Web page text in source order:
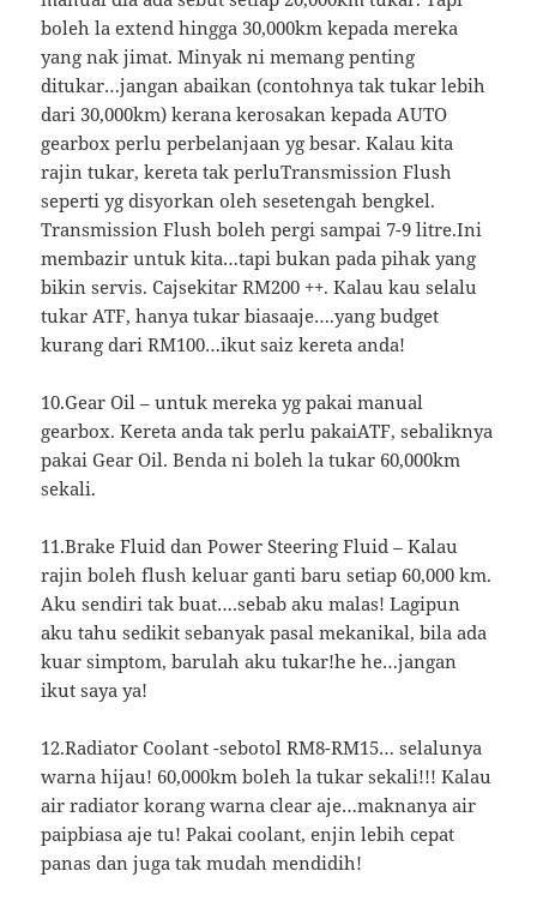
boleh la extend hingga 30,000km kepada mereka
yang nak jimat. Minyak ni memang penting
ditukar…jangan abaikan (contohnya tak tukar lebih
dari 30,000km) kerana kerosakan kepada AUTO
gearbox perlu perbelanjaan yg besar. Kalau kita
rajin tukar, kereta tak perluTransmission Flush
seperti yg disyorkan oleh sesetengah bengkel.
Transmission Flush boleh pergi sampai 7-9 litre.Ini
membazir untuk kita…tapi bukan pada pihak yang
bikin servis. Cajsekitar RM200 ++. Kalau kau selalu
tukar ATF, hanya tukar biasaaje….yang budget
kurang dari RM100…ikut saiz kereta anda!
10.Gear Oil – untuk mereka yg pakai manual
gearbox. Kereta anda tak perlu pakaiATF, sebaliknya
pakai Gear Oil. Benda ni boleh la tukar 60,000km
sekali.
11.Brake Fluid dan Power Steering Fluid – Kalau
rajin boleh flush keluar ganti baru setiap 60,000 km.
Aku sendiri tak buat….sebab aku malas! Lagipun
aku tahu sedikit sebanyak pasal mekanikal, bila ada
kuar simptom, barulah aku tukar!he he…jangan
ikut saya ya!
12.Radiator Coolant -sebotol RM8-RM15… selalunya
warna hijau! 60,000km boleh la tukar sekali!!! Kalau
air radiator korang warna clear aje…maknanya air
paipbiasa aje tu! Pakai coolant, enjin lebih cepat
panas dan juga tak mudah mendidih!